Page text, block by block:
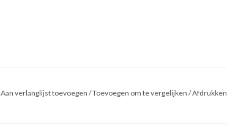
Aan verlanglijst toevoegen/Toevoegen om te vergelijken/Afdrukken